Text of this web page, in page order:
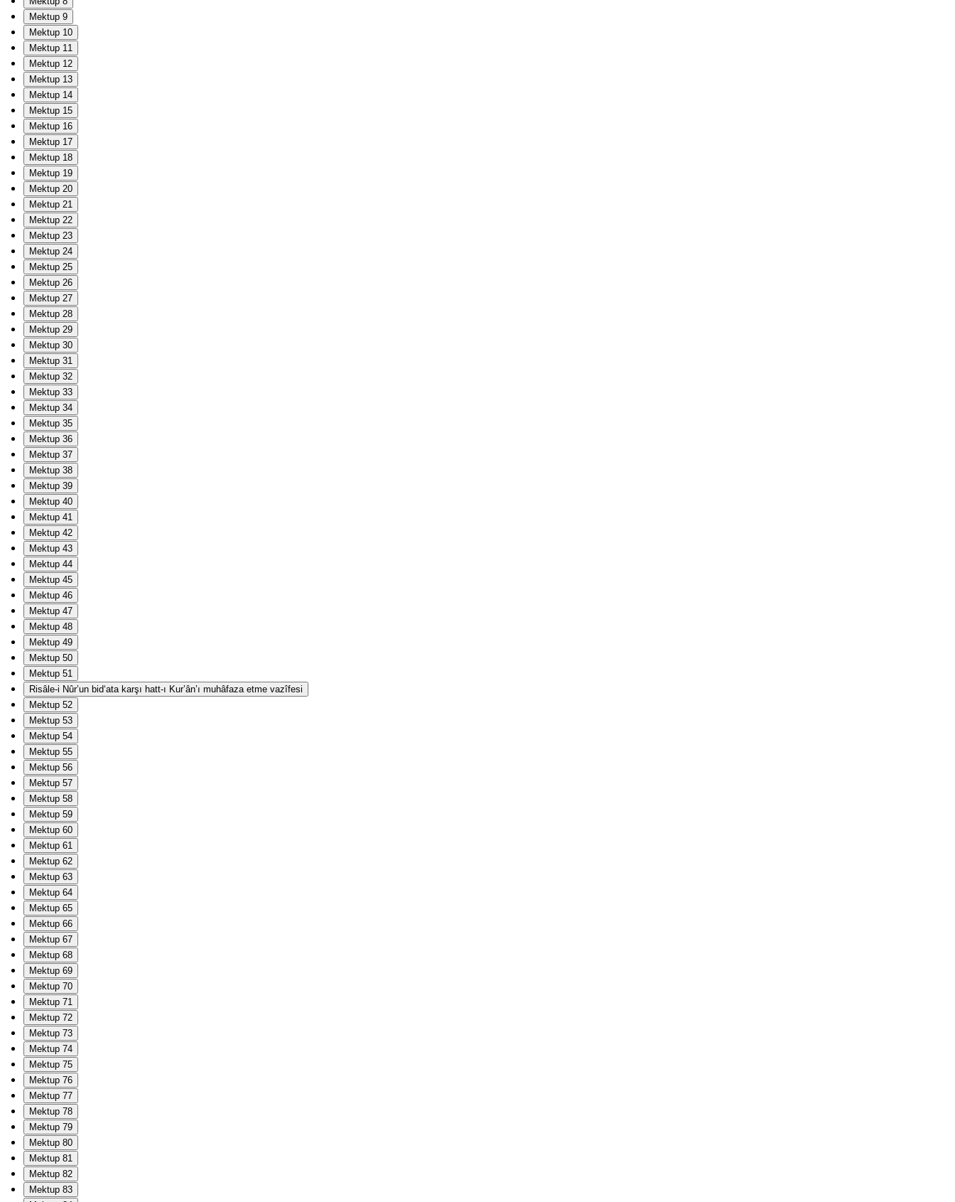
Mektup 9
Mektup 10
Mektup 11
Mektup 12
Mektup 13
Mektup 14
Mektup 15
Mektup 16
Mektup 17
Mektup 18
Mektup 19
Mektup 20
Mektup 21
Mektup 22
Mektup 23
Mektup 24
Mektup 25
Mektup 26
Mektup 27
Mektup 28
Mektup 29
Mektup 30
Mektup 31
Mektup 32
Mektup 33
Mektup 34
Mektup 35
Mektup 36
Mektup 37
Mektup 38
Mektup 39
Mektup 40
Mektup 41
Mektup 42
Mektup 43
Mektup 44
Mektup 45
Mektup 46
Mektup 47
Mektup 48
Mektup 49
Mektup 50
Mektup 51
Risâle-i Nûr’un bid‘ata karşı hatt-ı Kur’ân’ı muhâfaza etme vazîfesi
Mektup 52
Mektup 53
Mektup 54
Mektup 55
Mektup 56
Mektup 57
Mektup 58
Mektup 59
Mektup 60
Mektup 61
Mektup 62
Mektup 63
Mektup 64
Mektup 65
Mektup 66
Mektup 67
Mektup 68
Mektup 69
Mektup 70
Mektup 71
Mektup 72
Mektup 73
Mektup 74
Mektup 75
Mektup 76
Mektup 77
Mektup 78
Mektup 79
Mektup 80
Mektup 81
Mektup 82
Mektup 83